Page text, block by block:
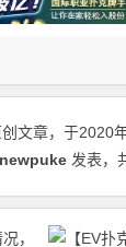
文章，于2020
发表，